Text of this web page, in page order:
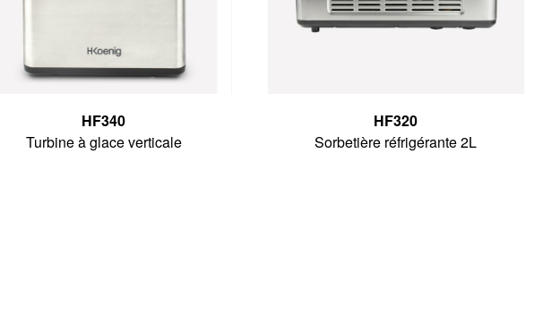
HF340
Turbine à glace verticale
HF320
Sorbetière réfrigérante 2L